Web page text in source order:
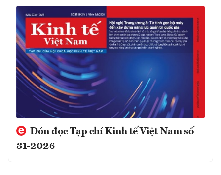
Đón đọc Tạp chí Kinh tế Việt Nam số
31-2026